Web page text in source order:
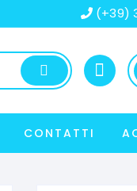
(+39)
CONTATTI